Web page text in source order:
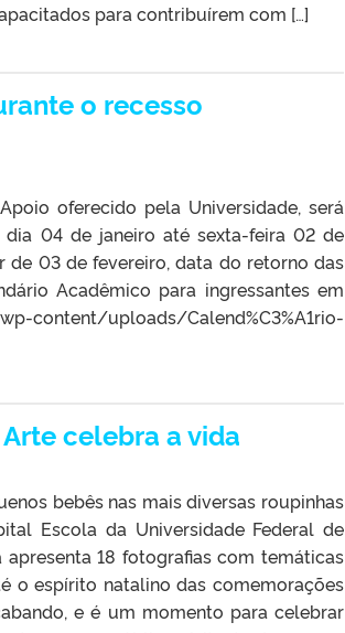
para contribuírem com […]
o recesso
oferecido pela Universidade, será
dia 04 de janeiro até sexta-feira 02 de
03 de fevereiro, data do retorno das
Acadêmico para ingressantes em
uploads/Calend%C3%A1rio-
celebra a vida
bebês nas mais diversas roupinhas
Escola da Universidade Federal de
18 fotografias com temáticas
o espírito natalino das comemorações
e é um momento para celebrar